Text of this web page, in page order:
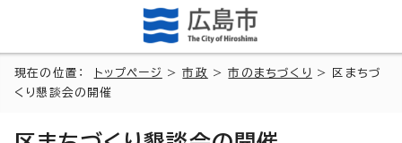
現在の位置： トップページ >市政 >市のまちづくり
> 区まちづ
くり懇談会の開催